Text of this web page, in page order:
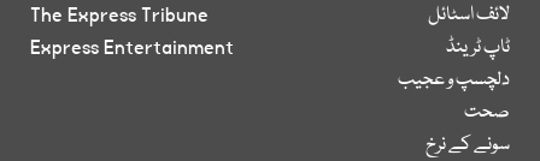
لائف اسٹائل
ٹاپ ٹرینڈ
دلچسپ و عجیب
صحت
سونے کے نرخ
The Express Tribune
Express Entertainment